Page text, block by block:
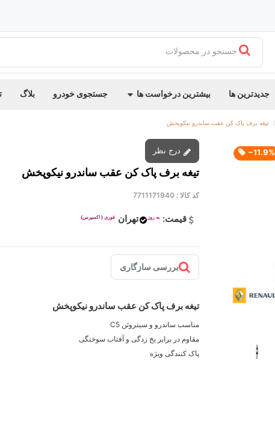
جستجو در محصولات
جدیدترین ها بیشترین درخواست ها جستجوی خودرو بلاگ
تیغه برف پاک کن عقب ساندرو نیکوپخش
‎−11.9%
تیغه برف پاک کن عقب ساندرو نیکوپخش
کد کالا : 7711171940
قیمت: به روز تهران فوری ( اکسپرس)
بررسی سازگاری
تیغه برف پاک کن عقب ساندرو نیکوپخش
مناسب ساندرو و سیتروئن C5
مقاوم در برابر یخ زدگی و آفتاب سوختگی
پاک کنندگی ویژه